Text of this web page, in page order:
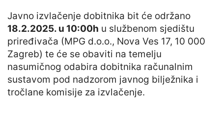
Javno izvlačenje dobitnika bit će održano
18.2.2025. u 10:00h u službenom sjedištu
priređivača (MPG d.o.o., Nova Ves 17, 10 000
Zagreb) te će se obaviti na temelju
nasumičnog odabira dobitnika računalnim
sustavom pod nadzorom javnog bilježnika i
tročlane komisije za izvlačenje.